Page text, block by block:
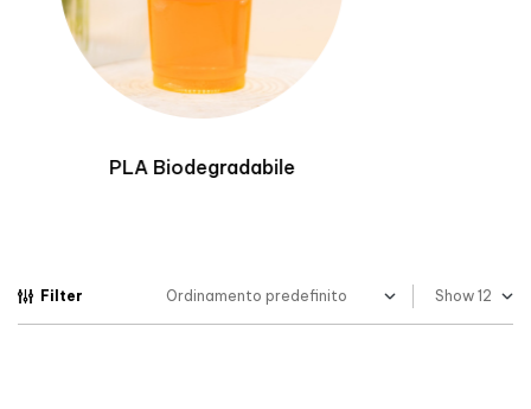
Biopolimero Termoresistente
Filter Show